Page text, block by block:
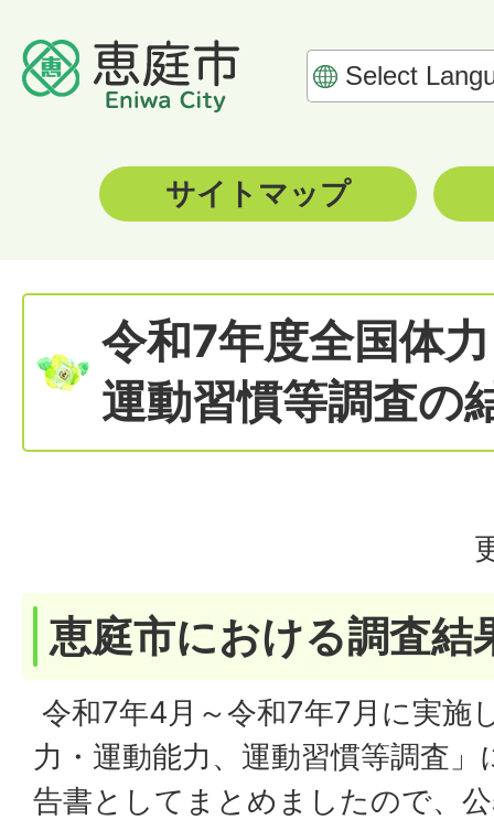
サイトマップ
令和7年度全国体
運動習慣等調査の
恵庭市における調査結
令和7年4月～令和7年7月に実施
力・運動能力、運動習慣等調査
告書としてまとめましたので、